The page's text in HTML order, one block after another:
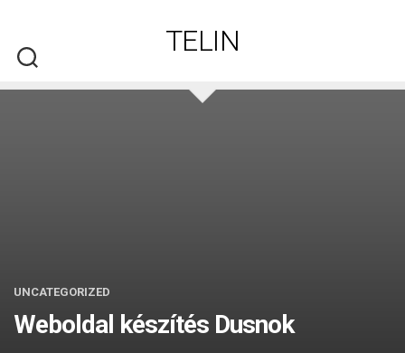
content
TELIN
UNCATEGORIZED
Weboldal készítés​ Dusnok